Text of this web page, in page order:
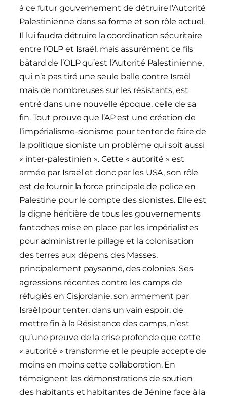
à ce futur gouvernement de détruire l’Autorité
Palestinienne dans sa forme et son rôle actuel.
Il lui faudra détruire la coordination sécuritaire
entre l’OLP et Israël, mais assurément ce fils
bâtard de l’OLP qu’est l’Autorité Palestinienne,
qui n’a pas tiré une seule balle contre Israël
mais de nombreuses sur les résistants, est
entré dans une nouvelle époque, celle de sa
fin. Tout prouve que l’AP est une création de
l’impérialisme-sionisme pour tenter de faire de
la politique sioniste un problème qui soit aussi
« inter-palestinien ». Cette « autorité » est
armée par Israël et donc par les USA, son rôle
est de fournir la force principale de police en
Palestine pour le compte des sionistes. Elle est
la digne héritière de tous les gouvernements
fantoches mise en place par les impérialistes
pour administrer le pillage et la colonisation
des terres aux dépens des Masses,
principalement paysanne, des colonies. Ses
agressions récentes contre les camps de
réfugiés en Cisjordanie, son armement par
Israël pour tenter, dans un vain espoir, de
mettre fin à la Résistance des camps, n’est
qu’une preuve de la crise profonde que cette
« autorité » transforme et le peuple accepte de
moins en moins cette collaboration. En
témoignent les démonstrations de soutien
des habitants et habitantes de Jénine face à la